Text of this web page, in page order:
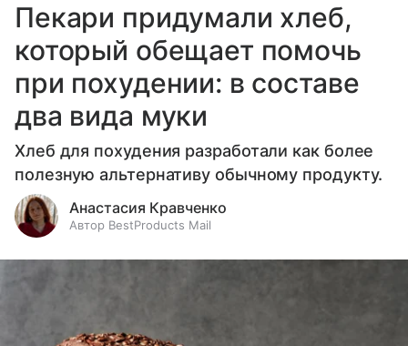
Пекари придумали хлеб,
который обещает помочь
при похудении: в составе
два вида муки
Хлеб для похудения разработали как более
полезную альтернативу обычному продукту.
Анастасия Кравченко
Автор BestProducts Mail